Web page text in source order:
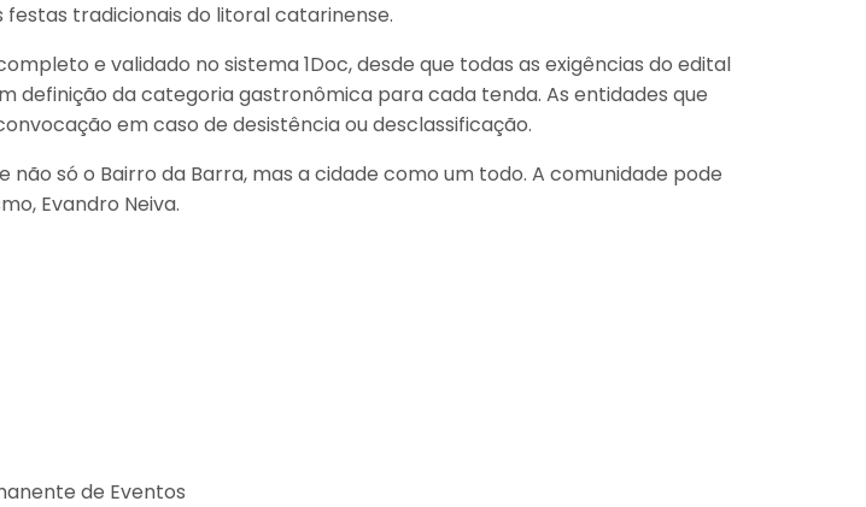
tradicionais do litoral catarinense.
e validado no sistema 1Doc, desde que todas as exigências do edital
definição da categoria gastronômica para cada tenda. As entidades que
em caso de desistência ou desclassificação.
só o Bairro da Barra, mas a cidade como um todo. A comunidade pode
Evandro Neiva.
de Eventos